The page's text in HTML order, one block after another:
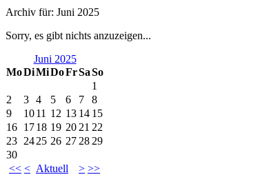
Archiv für: Juni 2025
Sorry, es gibt nichts anzuzeigen...
Juni 2025
MoDiMiDoFrSaSo
<< < Aktuell > >>
1
2
3 4 5 6 7
8
9
1011 12 13 14 15
16 1718 19 20 21 22
23 2425 26 27 28 29
30